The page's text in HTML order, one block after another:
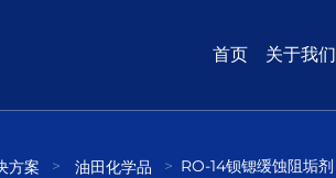
首页 关于我们
方案 油田化学品 RO-14钡锶缓蚀阻垢剂